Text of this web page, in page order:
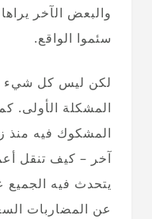
والبعض الآخر
سئموا الواقع.
لكن ليس كل شيء
المشكلة الأولى.
المشكوك فيه منذ
آخر – كيف تنقل
يتحدث فيه الجميع
عن المضاربات